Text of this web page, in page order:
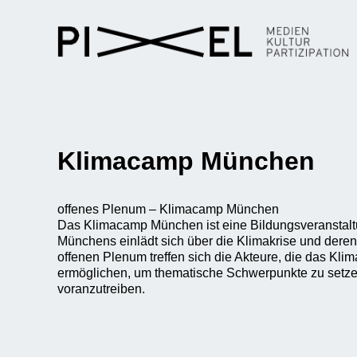
Klimacamp München
offenes Plenum – Klimacamp München
Das Klimacamp München ist eine
Münchens einlädt sich über die Klimakrise und
offenen Plenum treffen sich die Akteure, die das
ermöglichen, um thematische Schwerpunkte zu
voranzutreiben.